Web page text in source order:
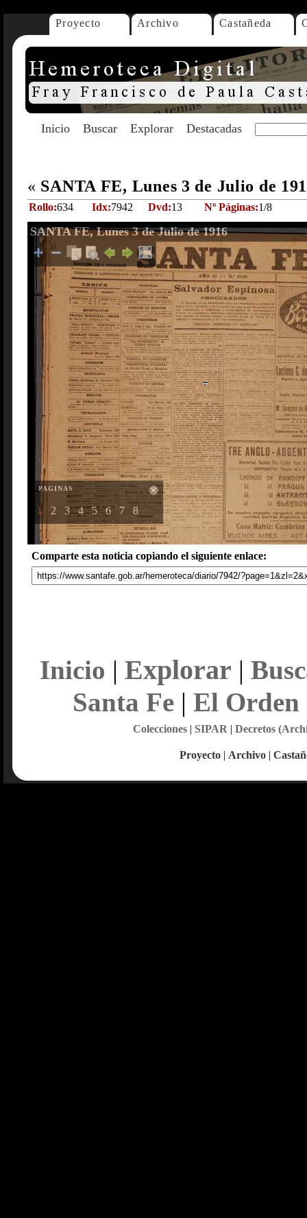
Proyecto Archivo Castañeda
Inicio Buscar Explorar Destacadas
« SANTA FE, Lunes 3 de Julio de
Rollo:634 Idx:7942 Dvd:13 Nº Páginas:1/8
SANTA FE, Lunes 3 de Julio de 1916
PAGINAS
1 2 3 4 5 6 7 8
Comparte esta noticia copiando el siguiente enlace:
Inicio | Explorar |
Santa Fe| El Orden
Colecciones| SIPAR | Decretos
Proyecto | Archivo |